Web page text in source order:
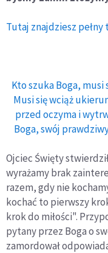
Tutaj znajdziesz
Kto szuka Boga,
Musi się wciąż
przed oczyma i
Boga, swój
Ojciec Święty
wyrażamy brak
razem, gdy nie
kochać to pierwszy
krok do miłości".
pytany przez Boga o
zamordował